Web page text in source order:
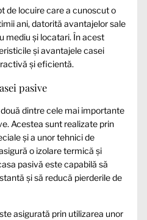
de locuire care a cunoscut o
ani, datorită avantajelor sale
mediu și locatari. În acest
și avantajele casei
și eficientă.
pasive
dintre cele mai importante
Acestea sunt realizate prin
și a unor tehnici de
o izolare termică și
pasivă este capabilă să
și să reducă pierderile de
asigurată prin utilizarea unor